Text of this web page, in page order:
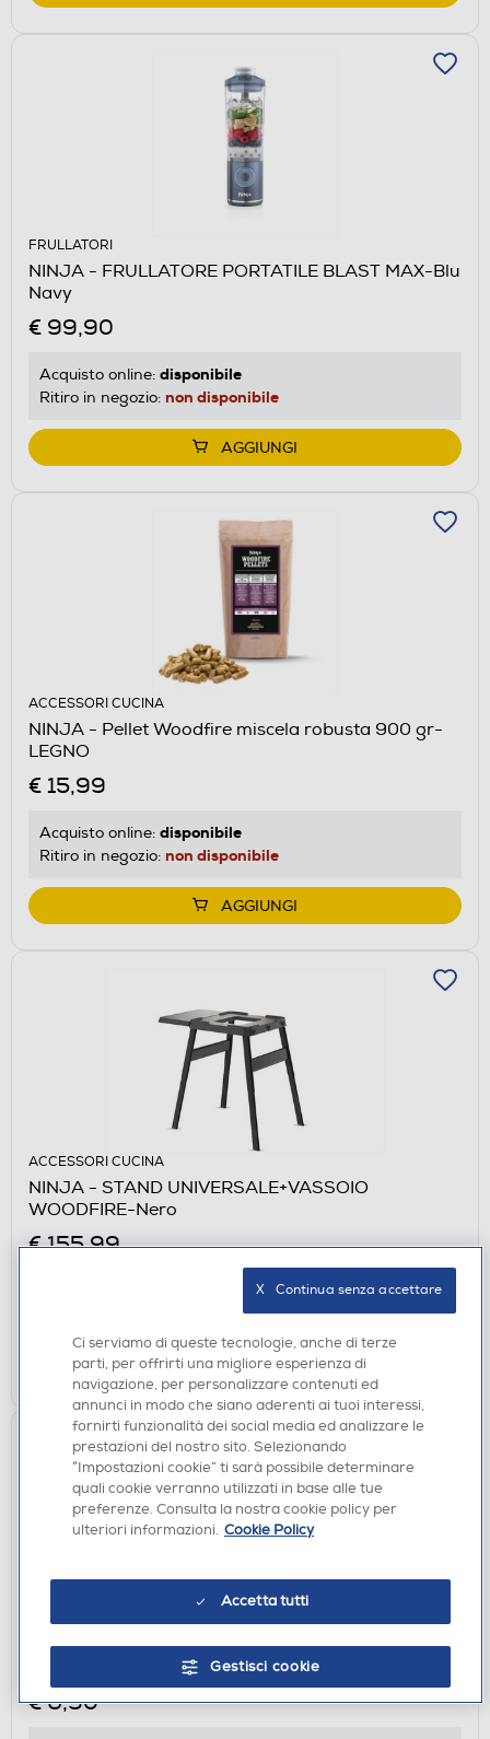
FRULLATORI
NINJA - FRULLATORE PORTATILE BLAST MAX-Blu
Navy
€ 99,90
Acquisto online: disponibile
Ritiro in negozio: non disponibile
AGGIUNGI
ACCESSORI CUCINA
NINJA - Pellet Woodfire miscela robusta 900 gr-
LEGNO
€ 15,99
Acquisto online: disponibile
Ritiro in negozio: non disponibile
AGGIUNGI
ACCESSORI CUCINA
NINJA - STAND UNIVERSALE+VASSOIO
WOODFIRE-Nero
€ 155,99
non disponibile
AGGIUNGI
ACCESSORI CUCINA
LAVATELLI - FRIO CARTA FORNO PER FRIGGITRICI
AD ARIA 50 FOGLI
€ 6,90
Ci serviamo di queste tecnologie, anche di terze
parti, per offrirti una migliore esperienza di
navigazione, per personalizzare contenuti ed
annunci in modo che siano aderenti ai tuoi interessi,
fornirti funzionalità dei social media ed analizzare le
prestazioni del nostro sito. Selezionando
“Impostazioni cookie” ti sarà possibile determinare
quali cookie verranno utilizzati in base alle tue
preferenze. Consulta la nostra cookie policy per
ulteriori informazioni. Cookie Policy
Accetta tutti
Gestisci cookie
X   Continua senza accettare